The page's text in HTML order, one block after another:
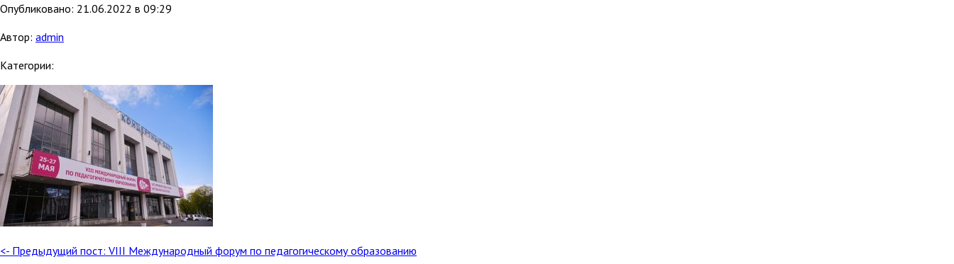
Опубликовано: 21.06.2022 в 09:29
Автор: admin
Категории:
<- Предыдущий пост: VIII Международный форум по педагогическому образованию